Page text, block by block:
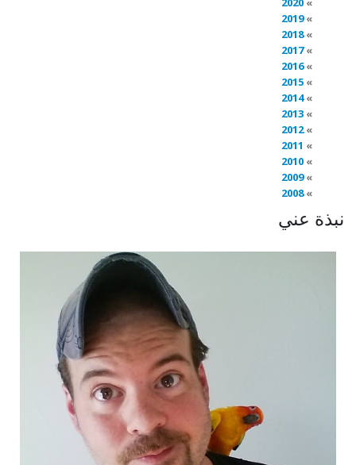
2019
2018
2017
2016
2015
2014
2013
2012
2011
2010
2009
2008
نبذة عني